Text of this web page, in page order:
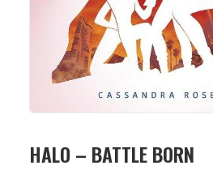
HALO – BATTLE BORN